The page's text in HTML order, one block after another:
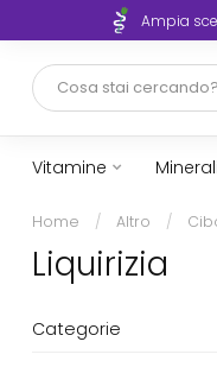
Ampia
Vitamine Minerali
Home / Altro /
Liquirizia
Categorie